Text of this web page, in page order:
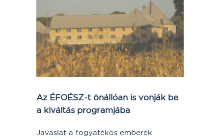
Az ÉFOÉSZ-t önállóan is vonják be
a kiváltás programjába
Javaslat a fogyatékos emberek